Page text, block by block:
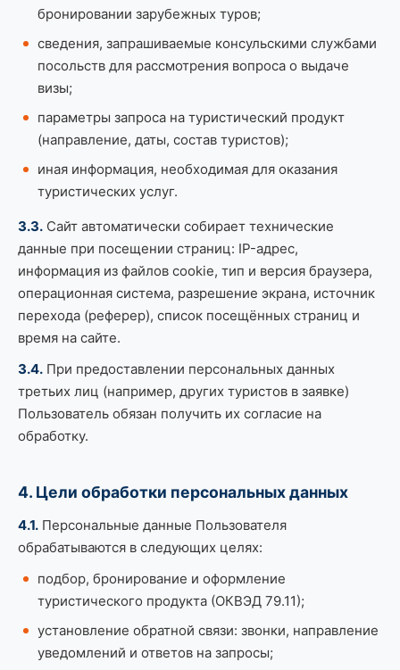
бронировании зарубежных туров;
сведения, запрашиваемые консульскими службами
посольств для рассмотрения вопроса о выдаче
визы;
параметры запроса на туристический продукт
(направление, даты, состав туристов);
иная информация, необходимая для оказания
туристических услуг.
3.3. Сайт автоматически собирает технические
данные при посещении страниц: IP-адрес,
информация из файлов cookie, тип и версия браузера,
операционная система, разрешение экрана, источник
перехода (реферер), список посещённых страниц и
время на сайте.
3.4. При предоставлении персональных данных
третьих лиц (например, других туристов в заявке)
Пользователь обязан получить их согласие на
обработку.
4. Цели обработки персональных данных
4.1. Персональные данные Пользователя
обрабатываются в следующих целях:
подбор, бронирование и оформление
туристического продукта (ОКВЭД 79.11);
установление обратной связи: звонки, направление
уведомлений и ответов на запросы;